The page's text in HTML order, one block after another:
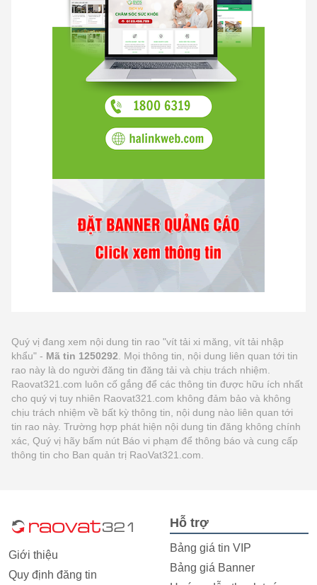
Quý vị đang xem nội dung tin rao "vít tải xi măng, vít tải nhập
khẩu" - Mã tin 1250292 . Mọi thông tin, nội dung liên quan tới tin
rao này là do người đăng tin đăng tải và chịu trách nhiệm.
Raovat321.com luôn cố gắng để các thông tin được hữu ích nhất
cho quý vị tuy nhiên Raovat321.com không đảm bảo và không
chịu trách nhiệm về bất kỳ thông tin, nội dung nào liên quan tới
tin rao này. Trường hợp phát hiện nội dung tin đăng không chính
xác, Quý vị hãy bấm nút Báo vi phạm để thông báo và cung cấp
thông tin cho Ban quản trị RaoVat321.com.
Giới thiệu
Quy định đăng tin
Hỗ trợ
Bảng giá tin VIP
Bảng giá Banner